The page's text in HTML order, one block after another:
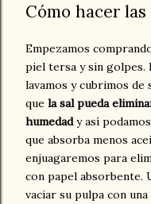
Cómo hacer
Empezamos
piel tersa y sin golpes.
lavamos y cubrimos de
que la sal pueda
humedady así
que absorba menos
enjuagaremos para
con papel absorbente.
vaciar su pulpa con